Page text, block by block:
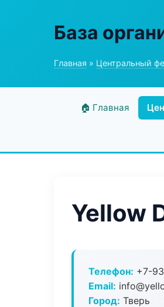
База
Главная » Центральный
🏠 Главная
Yellow
Телефон: +7-
Email:
Город: Тверь